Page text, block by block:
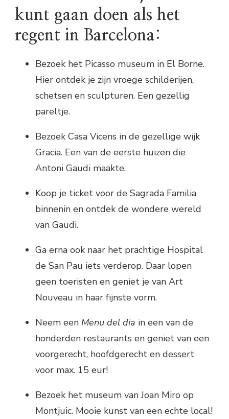
kunt gaan doen als het
regent in Barcelona:
Bezoek het Picasso museum in El Borne.
Hier ontdek je zijn vroege schilderijen,
schetsen en sculpturen. Een gezellig
pareltje.
Bezoek Casa Vicens in de gezellige wijk
Gracia. Een van de eerste huizen die
Antoni Gaudi maakte.
Koop je ticket voor de Sagrada Familia
binnenin en ontdek de wondere wereld
van Gaudi.
Ga erna ook naar het prachtige Hospital
de San Pau iets verderop. Daar lopen
geen toeristen en geniet je van Art
Nouveau in haar fijnste vorm.
Neem een Menu del dia in een van de
honderden restaurants en geniet van een
voorgerecht, hoofdgerecht en dessert
voor max. 15 eur!
Bezoek het museum van Joan Miro op
Montjuic. Mooie kunst van een echte local!